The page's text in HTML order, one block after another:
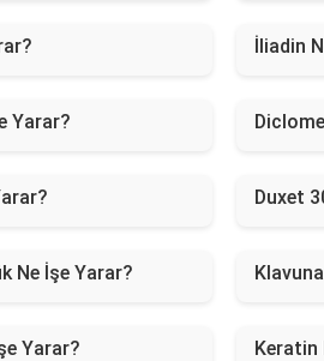
İliadin
Yarar?
Duxet
Ne İşe Yarar?
Yarar? Keratin